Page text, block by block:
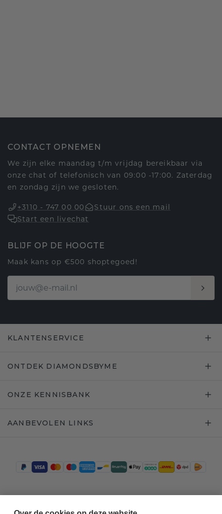
CONTACT OPNEMEN
We zijn elke maandag t/m vrijdag bereikbaar via
onze chat of telefonisch van 09:00 -17:00. Zaterdag
en zondag zijn we gesloten.
+3110 - 747 00 00
Stuur ons een mail
Start een livechat
BLIJF OP DE HOOGTE
Maak kans op €500 shoptegoed!
KLANTENSERVICE
ONTDEK DIAMONDSBYME
ONZE KENNISBANK
AANBEVOLEN LINKS